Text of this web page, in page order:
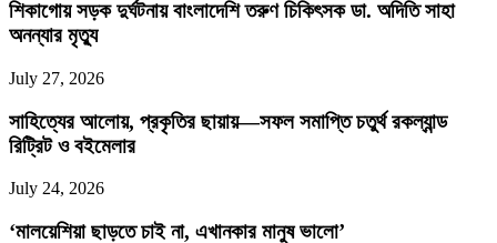
শিকাগোয় সড়ক দুর্ঘটনায় বাংলাদেশি তরুণ চিকিৎসক ডা. অদিতি সাহা
অনন্যার মৃত্যু
July 27, 2026
সাহিত্যের আলোয়, প্রকৃতির ছায়ায়—সফল সমাপ্তি চতুর্থ রকল্যান্ড
রিট্রিট ও বইমেলার
July 24, 2026
‘মালয়েশিয়া ছাড়তে চাই না, এখানকার মানুষ ভালো’